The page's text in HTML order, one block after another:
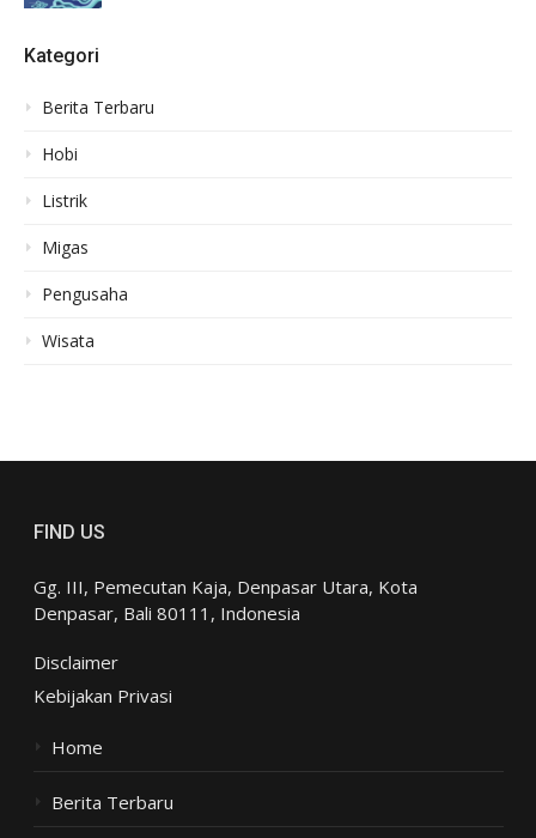
Kategori
Berita Terbaru
Hobi
Listrik
Migas
Pengusaha
Wisata
FIND US
Gg. III, Pemecutan Kaja, Denpasar Utara, Kota
Denpasar, Bali 80111, Indonesia
Disclaimer
Kebijakan Privasi
Home
Berita Terbaru